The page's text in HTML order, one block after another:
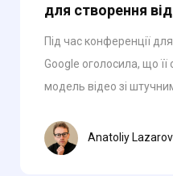
для створення
Під час конференції
Google оголосила, що
модель відео зі
Anatoliy Lazarov